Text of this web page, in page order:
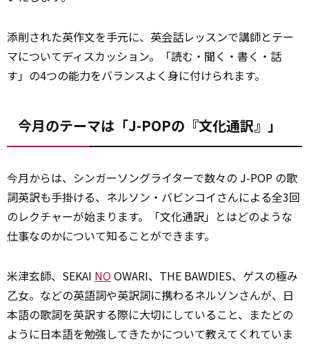
添削された英作文を手元に、英会話レッスンで講師とテー
マについてディスカッション。「読む・聞く・書く・話
す」の4つの能力をバランスよく身に付けられます。
今月のテーマは「J-POPの『文化通訳』」
今月からは、シンガーソングライターで数々の J-POP の歌
詞英訳も手掛ける、ネルソン・バビンコイさんによる全3回
のレクチャーが始まります。「文化通訳」とはどのような
仕事なのかについて知ることができます。
米津玄師、SEKAI NO OWARI、THE BAWDIES、ゲスの極み
乙女。などの英語詞や英訳詞に携わるネルソンさんが、日
本語の歌詞を英訳する際に大切にしていること、またどの
ように日本語を勉強してきたかについて教えてくれていま